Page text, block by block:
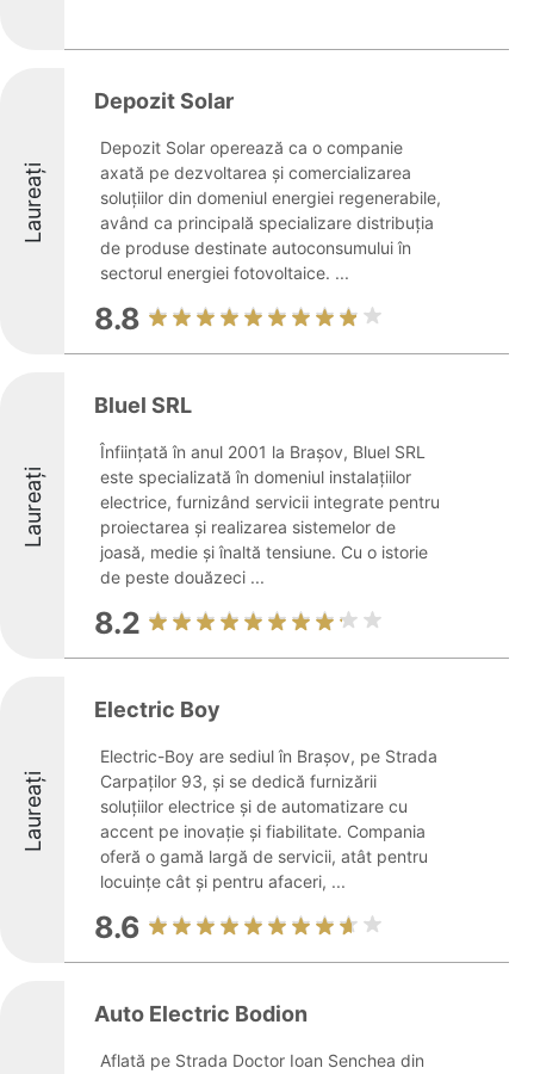
Laureați
Depozit Solar
Depozit Solar operează ca o companie
axată pe dezvoltarea și comercializarea
soluțiilor din domeniul energiei regenerabile,
având ca principală specializare distribuția
de produse destinate autoconsumului în
sectorul energiei fotovoltaice. ...
8.8
Laureați
Bluel SRL
Înființată în anul 2001 la Brașov, Bluel SRL
este specializată în domeniul instalațiilor
electrice, furnizând servicii integrate pentru
proiectarea și realizarea sistemelor de
joasă, medie și înaltă tensiune. Cu o istorie
de peste douăzeci ...
8.2
Laureați
Electric Boy
Electric-Boy are sediul în Brașov, pe Strada
Carpaților 93, și se dedică furnizării
soluțiilor electrice și de automatizare cu
accent pe inovație și fiabilitate. Compania
oferă o gamă largă de servicii, atât pentru
locuințe cât și pentru afaceri, ...
8.6
Auto Electric Bodion
Aflată pe Strada Doctor Ioan Senchea din